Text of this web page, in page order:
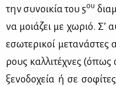
την συ­νοι­κία του 5ου
να μοιά­ζει με χω­ριό. Σ’
εσω­τε­ρι­κοί
ρους καλ­λι­τέ­χνες
ξε­νο­δο­χεία ή σε